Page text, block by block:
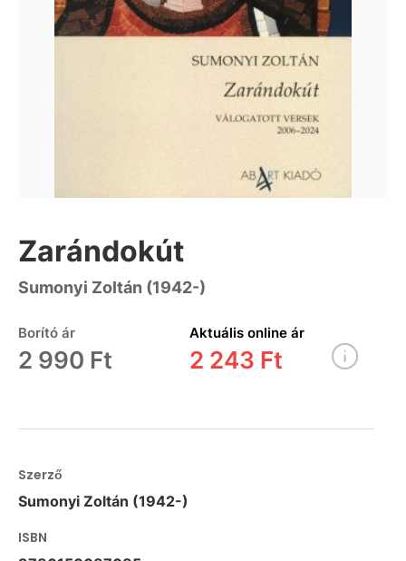
Zarándokút
Sumonyi Zoltán (1942-)
Borító ár
2 990 Ft
Aktuális online ár
2 243 Ft
Szerző
Sumonyi Zoltán (1942-)
ISBN